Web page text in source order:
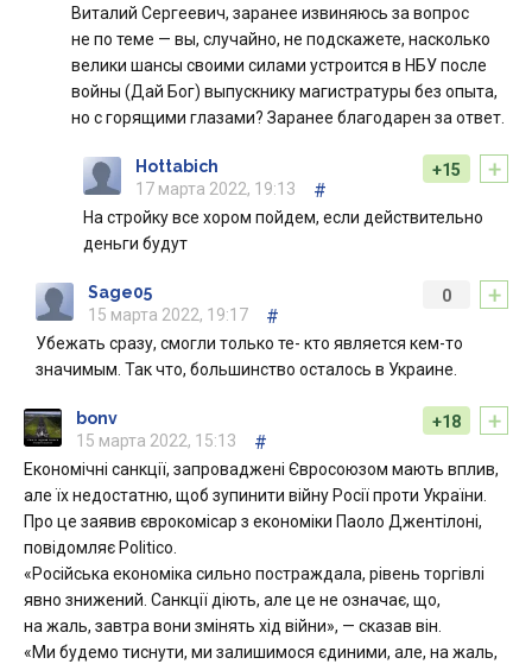
Виталий Сергеевич, заранее извиняюсь за вопрос
не по теме — вы, случайно, не подскажете, насколько
велики шансы своими силами устроится в НБУ после
войны (Дай Бог) выпускнику магистратуры без опыта,
но с горящими глазами? Заранее благодарен за ответ.
+
+15
Hottabich
17 марта 2022, 19:13
#
На стройку все хором пойдем, если действительно
деньги будут
+
0
Sage05
15 марта 2022, 19:17
#
Убежать сразу, смогли только те- кто является кем-то
значимым. Так что, большинство осталось в Украине.
+
+18
bonv
15 марта 2022, 15:13
#
Економічні санкції, запроваджені Євросоюзом мають вплив,
але їх недостатню, щоб зупинити війну Росії проти України.
Про це заявив єврокомісар з економіки Паоло Джентілоні,
повідомляє Politico.
«Російська економіка сильно постраждала, рівень торгівлі
явно знижений. Санкції діють, але це не означає, що,
на жаль, завтра вони змінять хід війни», — сказав він.
«Ми будемо тиснути, ми залишимося єдиними, але, на жаль,